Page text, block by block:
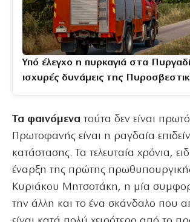
Υπό έλεγχο η πυρκαγιά στα
ισχυρές δυνάμεις της
Τα φαινόμενα τούτα δεν είναι
Πρωτοφανής είναι η ραγδαία
κατάστασης. Τα τελευταία χρόνια,
έναρξη της πρώτης
Κυριάκου Μητσοτάκη, η μία
την άλλη και το ένα σκάνδαλο που